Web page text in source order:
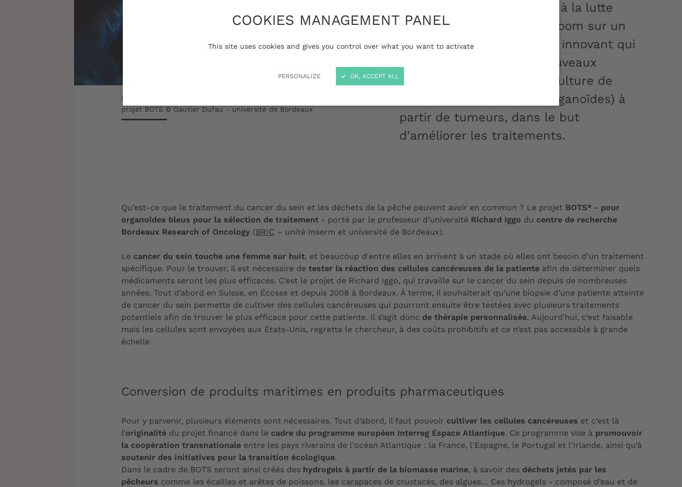
COOKIES MANAGEMENT PANEL
This site uses cookies and gives you control over what you want to activate
PERSONALIZE OK, ACCEPT ALL
À l'occasion du mois dédié à la lutte
contre le cancer du sein, zoom sur un
projet européen original et innovant qui
combine la création de nouveaux
hydrogels marins avec la culture de
mini-organes simplifiés (organoïdes) à
partir de tumeurs, dans le but
d'améliorer les traitements.
Pouvoir cultiver les cellules cancéreuses (en vert) est au cœur du
projet BOTS © Gautier Dufau - université de Bordeaux
Qu’est-ce que le traitement du cancer du sein et les déchets de la pêche peuvent avoir en commun ? Le projet BOTS* - pour
organoïdes bleus pour la sélection de traitement - porté par le professeur d’université Richard Iggo du centre de recherche
Bordeaux Research of Oncology (BRIC – unité Inserm et université de Bordeaux).
Le cancer du sein touche une femme sur huit, et beaucoup d'entre elles en arrivent à un stade où elles ont besoin d'un traitement
spécifique. Pour le trouver, il est nécessaire de tester la réaction des cellules cancéreuses de la patiente afin de déterminer quels
médicaments seront les plus efficaces. C’est le projet de Richard Iggo, qui travaille sur le cancer du sein depuis de nombreuses
années. Tout d’abord en Suisse, en Écosse et depuis 2008 à Bordeaux. À terme, il souhaiterait qu’une biopsie d’une patiente atteinte
de cancer du sein permette de cultiver des cellules cancéreuses qui pourront ensuite être testées avec plusieurs traitements
potentiels afin de trouver le plus efficace pour cette patiente. Il s’agit donc de thérapie personnalisée. Aujourd’hui, c’est faisable
mais les cellules sont envoyées aux États-Unis, regrette le chercheur, à des coûts prohibitifs et ce n’est pas accessible à grande
échelle
Conversion de produits maritimes en produits pharmaceutiques
Pour y parvenir, plusieurs éléments sont nécessaires. Tout d’abord, il faut pouvoir cultiver les cellules cancéreuses et c’est là
l’originalité du projet financé dans le cadre du programme européen Interreg Espace Atlantique. Ce programme vise à promouvoir
la coopération transnationale entre les pays riverains de l'océan Atlantique : la France, l'Espagne, le Portugal et l'Irlande, ainsi qu’à
soutenir des initiatives pour la transition écologique.
Dans le cadre de BOTS seront ainsi créés des hydrogels à partir de la biomasse marine, à savoir des déchets jetés par les
pêcheurs comme les écailles et arêtes de poissons, les carapaces de crustacés, des algues… Ces hydrogels - composé d’eau et de